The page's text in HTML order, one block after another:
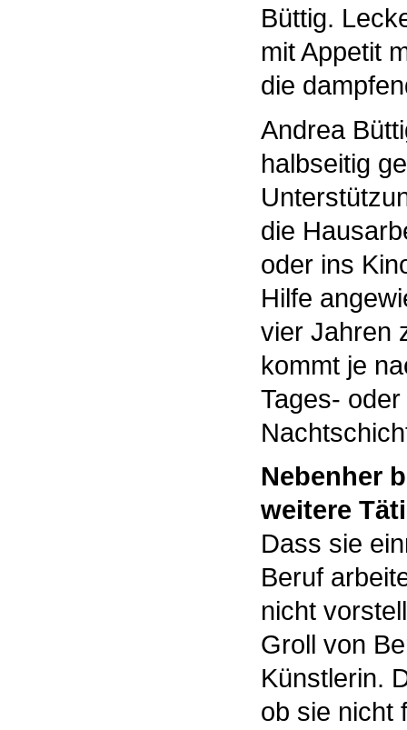
Büttig.
mit Appetit
die
Andrea
halbseitig
die
oder ins
Hilfe
vier Jahren
kommt je
Tages-
Nebenher
weitere
Dass sie
Beruf
nicht
Groll von
Künstlerin.
ob sie nicht